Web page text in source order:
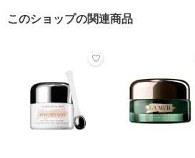
このショップの関連商品